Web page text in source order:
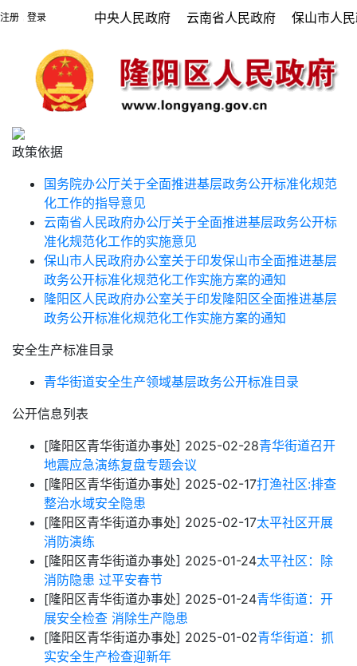
注册 登录 中央人民政府 云南省人民政府 保山市人
政策依据
国务院办公厅关于全面推进基层政务公开标准化规范
化工作的指导意见
云南省人民政府办公厅关于全面推进基层政务公开标
准化规范化工作的实施意见
保山市人民政府办公室关于印发保山市全面推进基层
政务公开标准化规范化工作实施方案的通知
隆阳区人民政府办公室关于印发隆阳区全面推进基层
政务公开标准化规范化工作实施方案的通知
安全生产标准目录
青华街道安全生产领域基层政务公开标准目录
公开信息列表
[隆阳区青华街道办事处] 2025-02-28青华街道召开
地震应急演练复盘专题会议
[隆阳区青华街道办事处] 2025-02-17打渔社区:排查
整治水域安全隐患
[隆阳区青华街道办事处] 2025-02-17太平社区开展
消防演练
[隆阳区青华街道办事处] 2025-01-24太平社区：除
消防隐患 过平安春节
[隆阳区青华街道办事处] 2025-01-24青华街道：开
展安全检查 消除生产隐患
[隆阳区青华街道办事处] 2025-01-02青华街道：抓
实安全生产检查迎新年